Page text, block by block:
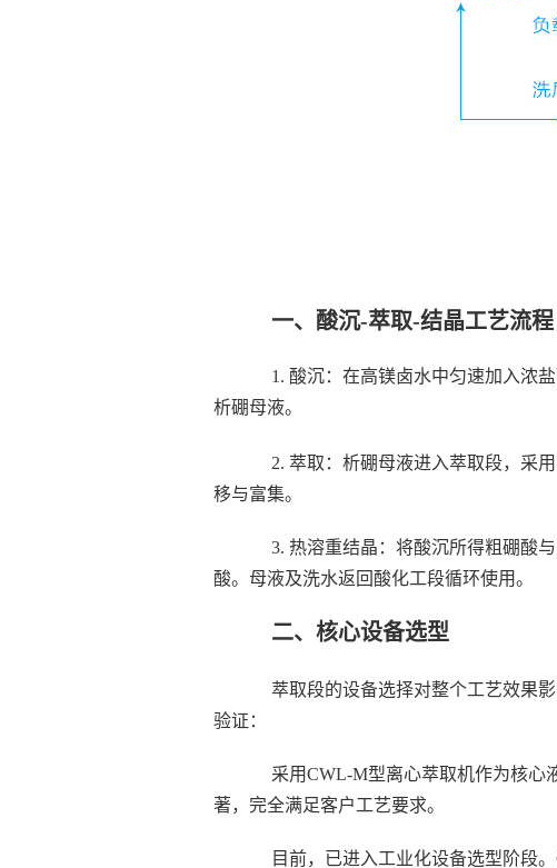
一、酸沉-萃取-结晶工艺流程
1. 酸沉：在高镁卤水中匀速加入浓盐
析硼母液。
2. 萃取：析硼母液进入萃取段，采用
移与富集。
3. 热溶重结晶：将酸沉所得粗硼酸与
酸。母液及洗水返回酸化工段循环使用。
二、核心设备选型
萃取段的设备选择对整个工艺效果影
验证：
采用CWL-M型离心萃取机作为核心
著，完全满足客户工艺要求。
目前，已进入工业化设备选型阶段。